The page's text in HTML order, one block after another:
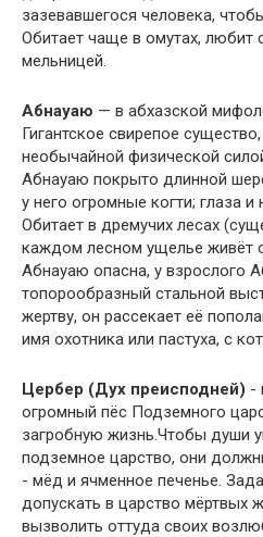
зазевавшегося человека,
Обитает чаще в омутах, любит
мельницей.
Абнауаю — в абхазской
Гигантское свирепое
необычайной физической
Абнауаю покрыто длинной
у него огромные когти; глаза
Обитает в дремучих лесах
каждом лесном ущелье живёт
Абнауаю опасна, у взрослого
топорообразный стальной
жертву, он рассекает её
имя охотника или пастуха, с
Цербер (Дух преисподней) -
огромный пёс Подземного
загробную жизнь.Чтобы души
подземное царство, они
- мёд и ячменное печенье.
допускать в царство
вызволить оттуда своих